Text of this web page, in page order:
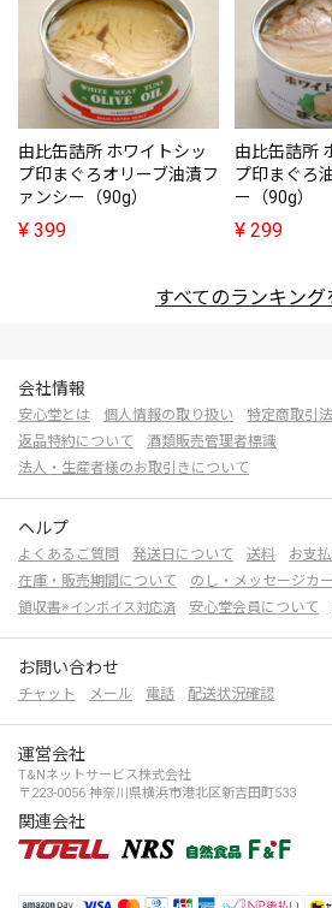
由比缶詰所 ホワイトシッ
プ印まぐろオリーブ油漬フ
ァンシー（90g）
¥ 399
由比缶詰所
プ印まぐろ
ー（90g）
¥ 299
すべてのランキング
会社情報
安心堂とは 個人情報の取り扱い
特定商取引
返品特約について
酒類販売管理者標識
法人・生産者様のお取引きについて
ヘルプ
よくあるご質問 発送日について 送料 お支
在庫・販売期間について
のし・メッセージカ
領収書※インボイス対応済 安心堂会員について
お問い合わせ
チャット メール 電話 配送状況確認
運営会社
T&Nネットサービス株式会社
〒223-0056 神奈川県横浜市港北区新吉田町533
関連会社